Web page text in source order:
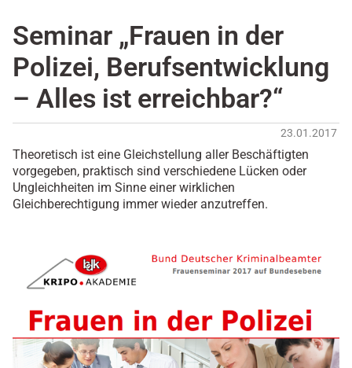
Seminar „Frauen in der
Polizei, Berufsentwicklung
– Alles ist erreichbar?“
23.01.2017
Theoretisch ist eine Gleichstellung aller Beschäftigten
vorgegeben, praktisch sind verschiedene Lücken oder
Ungleichheiten im Sinne einer wirklichen
Gleichberechtigung immer wieder anzutreffen.